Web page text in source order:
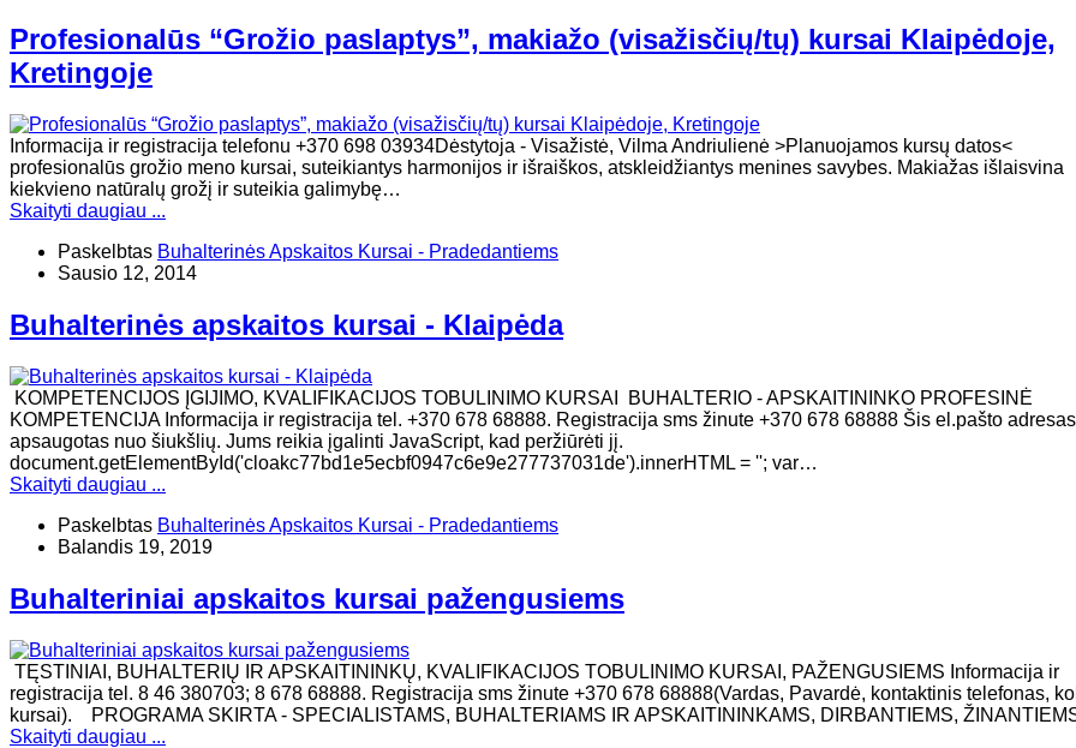
Profesionalūs “Grožio paslaptys”, makiažo (visažisčių/tų) kursai Klaipėdoje,
Kretingoje
Informacija ir registracija telefonu +370 698 03934Dėstytoja - Visažistė, Vilma Andriulienė >Planuojamos kursų
profesionalūs grožio meno kursai, suteikiantys harmonijos ir išraiškos, atskleidžiantys menines savybes. Makiažas išlaisvina
kiekvieno natūralų grožį ir suteikia galimybę…
Skaityti daugiau ...
Paskelbtas Buhalterinės Apskaitos Kursai - Pradedantiems
Sausio 12, 2014
Buhalterinės apskaitos kursai - Klaipėda
KOMPETENCIJOS ĮGIJIMO, KVALIFIKACIJOS TOBULINIMO KURSAI BUHALTERIO - APSKAITININKO PROFESINĖ
KOMPETENCIJA Informacija ir registracija tel. +370 678 68888. Registracija sms žinute +370 678 68888 Šis el.pašto
apsaugotas nuo šiukšlių. Jums reikia įgalinti JavaScript, kad peržiūrėti jį.
document.getElementById('cloakc77bd1e5ecbf0947c6e9e277737031de').innerHTML = ''; var…
Skaityti daugiau ...
Paskelbtas Buhalterinės Apskaitos Kursai - Pradedantiems
Balandis 19, 2019
Buhalteriniai apskaitos kursai pažengusiems
TĘSTINIAI, BUHALTERIŲ IR APSKAITININKŲ, KVALIFIKACIJOS TOBULINIMO KURSAI, PAŽENGUSIEMS Informacija ir
registracija tel. 8 46 380703; 8 678 68888. Registracija sms žinute +370 678 68888(Vardas, Pavardė, kontaktinis telefonas,
kursai). ​PROGRAMA SKIRTA - SPECIALISTAMS, BUHALTERIAMS IR APSKAITININKAMS, DIRBANTIEMS,
Skaityti daugiau ...